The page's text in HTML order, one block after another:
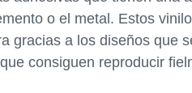
o el metal. Estos
gracias a los diseños que
consiguen reproducir